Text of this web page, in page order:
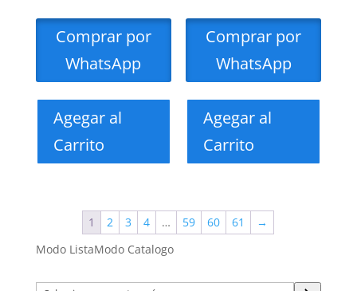
Comprar por
WhatsApp
Agegar al
Carrito
Comprar por
WhatsApp
Agegar al
Carrito
1 2 3 4 … 59 60 61
→
Modo ListaModo Catalogo